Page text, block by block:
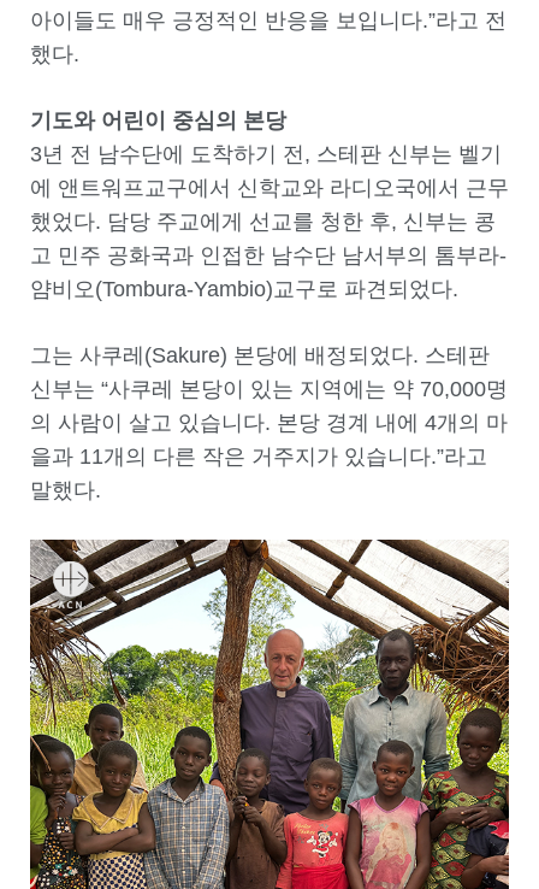
아이들도 매우 긍정적인 반응을 보입니다.”라고 전
했다.
기도와 어린이 중심의 본당
3년 전 남수단에 도착하기 전, 스테판 신부는 벨기
에 앤트워프교구에서 신학교와 라디오국에서 근무
했었다. 담당 주교에게 선교를 청한 후, 신부는 콩
고 민주 공화국과 인접한 남수단 남서부의 톰부라-
얌비오(Tombura-Yambio)교구로 파견되었다.
그는 사쿠레(Sakure) 본당에 배정되었다. 스테판
신부는 “사쿠레 본당이 있는 지역에는 약 70,000명
의 사람이 살고 있습니다. 본당 경계 내에 4개의 마
을과 11개의 다른 작은 거주지가 있습니다.”라고
말했다.